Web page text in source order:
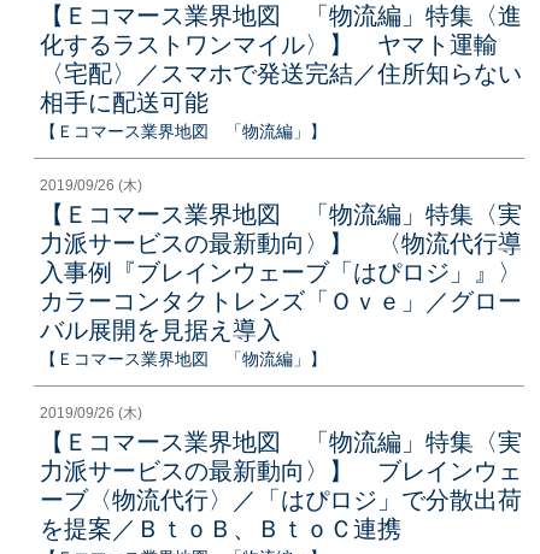
【Ｅコマース業界地図 「物流編」特集〈進
化するラストワンマイル〉】 ヤマト運輸
〈宅配〉／スマホで発送完結／住所知らない
相手に配送可能
【Ｅコマース業界地図 「物流編」】
2019/09/26 (木)
【Ｅコマース業界地図 「物流編」特集〈実
力派サービスの最新動向〉】 〈物流代行導
入事例『ブレインウェーブ「はぴロジ」』〉
カラーコンタクトレンズ「Ｏｖｅ」／グロー
バル展開を見据え導入
【Ｅコマース業界地図 「物流編」】
2019/09/26 (木)
【Ｅコマース業界地図 「物流編」特集〈実
力派サービスの最新動向〉】 ブレインウェ
ーブ〈物流代行〉／「はぴロジ」で分散出荷
を提案／ＢｔｏＢ、ＢｔｏＣ連携